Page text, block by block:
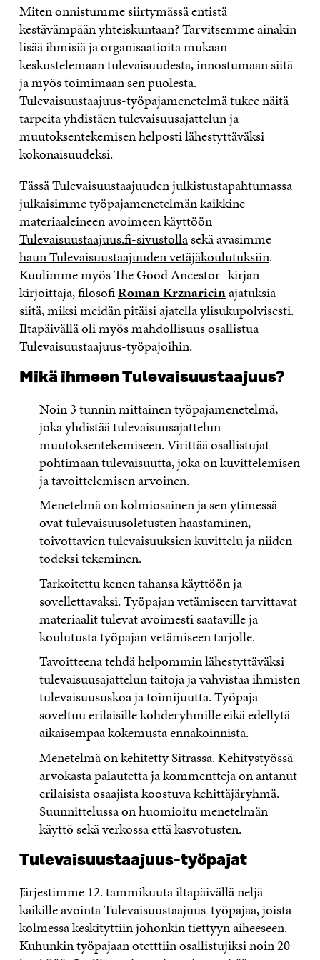
Miten onnistumme siirtymässä entistä
kestävämpään yhteiskuntaan? Tarvitsemme ainakin
lisää ihmisiä ja organisaatioita mukaan
keskustelemaan tulevaisuudesta, innostumaan siitä
ja myös toimimaan sen puolesta.
Tulevaisuustaajuus-työpajamenetelmä tukee näitä
tarpeita yhdistäen tulevaisuusajattelun ja
muutoksentekemisen helposti lähestyttäväksi
kokonaisuudeksi.
Tässä Tulevaisuustaajuuden julkistustapahtumassa
julkaisimme työpajamenetelmän kaikkine
materiaaleineen avoimeen käyttöön
Tulevaisuustaajuus.fi-sivustollasekä avasimme
haun Tulevaisuustaajuuden vetäjäkoulutuksiin.
Kuulimme myös The Good Ancestor -kirjan
kirjoittaja, filosofiRoman Krznaricinajatuksia
siitä, miksi meidän pitäisi ajatella ylisukupolvisesti.
Iltapäivällä oli myös mahdollisuus osallistua
Tulevaisuustaajuus-työpajoihin.
Mikä ihmeen Tulevaisuustaajuus?
Noin 3 tunnin mittainen työpajamenetelmä,
joka yhdistää tulevaisuusajattelun
muutoksentekemiseen. Virittää osallistujat
pohtimaan tulevaisuutta, joka on kuvittelemisen
ja tavoittelemisen arvoinen.
Menetelmä on kolmiosainen ja sen ytimessä
ovat tulevaisuusoletusten haastaminen,
toivottavien tulevaisuuksien kuvittelu ja niiden
todeksi tekeminen.
Tarkoitettu kenen tahansa käyttöön ja
sovellettavaksi. Työpajan vetämiseen tarvittavat
materiaalit tulevat avoimesti saataville ja
koulutusta työpajan vetämiseen tarjolle.
Tavoitteena tehdä helpommin lähestyttäväksi
tulevaisuusajattelun taitoja ja vahvistaa ihmisten
tulevaisuususkoa ja toimijuutta. Työpaja
soveltuu erilaisille kohderyhmille eikä edellytä
aikaisempaa kokemusta ennakoinnista.
Menetelmä on kehitetty Sitrassa. Kehitystyössä
arvokasta palautetta ja kommentteja on antanut
erilaisista osaajista koostuva kehittäjäryhmä.
Suunnittelussa on huomioitu menetelmän
käyttö sekä verkossa että kasvotusten.
Tulevaisuustaajuus-työpajat
Järjestimme 12. tammikuuta iltapäivällä neljä
kaikille avointa Tulevaisuustaajuus-työpajaa, joista
kolmessa keskityttiin johonkin tiettyyn aiheeseen.
Kuhunkin työpajaan otetttiin osallistujiksi noin 20